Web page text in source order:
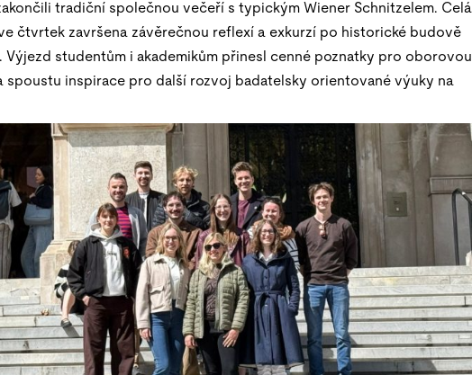
tradiční společnou večeří s typickým Wiener Schnitzelem. Celá
čtvrtek završena závěrečnou reflexí a exkurzí po historické budově
Výjezd studentům i akademikům přinesl cenné poznatky pro oborovou
spoustu inspirace pro další rozvoj badatelsky orientované výuky na